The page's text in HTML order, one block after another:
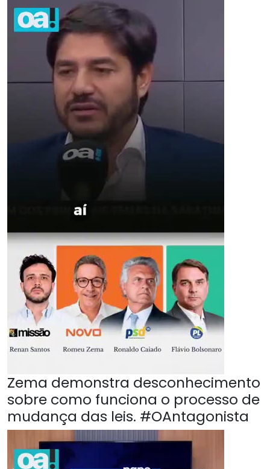
Zema demonstra desconhecimento
sobre como funciona o processo de
mudança das leis. #OAntagonista